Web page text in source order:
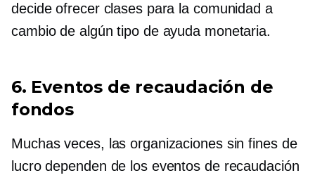
decide ofrecer clases para la comunidad a
cambio de algún tipo de ayuda monetaria.
6. Eventos de recaudación de
fondos
Muchas veces, las organizaciones sin fines de
lucro dependen de los eventos de recaudación